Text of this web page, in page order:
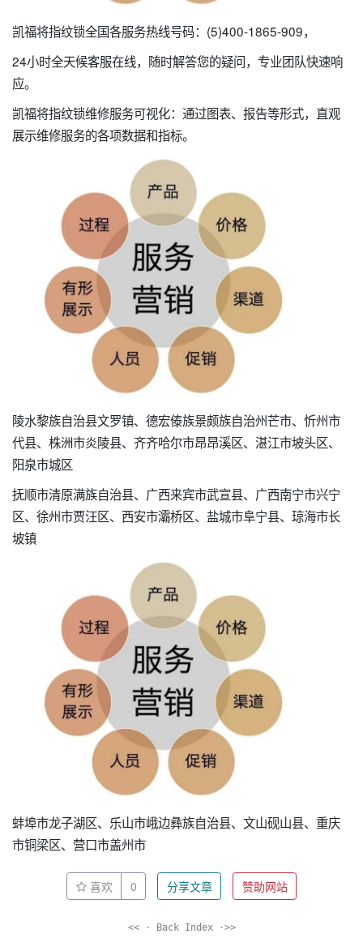
凯福将指纹锁全国各服务热线号码：(5)400-1865-909，
24小时全天候客服在线，随时解答您的疑问，专业团队快速响
应。
凯福将指纹锁维修服务可视化：通过图表、报告等形式，直观
展示维修服务的各项数据和指标。
陵水黎族自治县文罗镇、德宏傣族景颇族自治州芒市、忻州市
代县、株洲市炎陵县、齐齐哈尔市昂昂溪区、湛江市坡头区、
阳泉市城区
抚顺市清原满族自治县、广西来宾市武宣县、广西南宁市兴宁
区、徐州市贾汪区、西安市灞桥区、盐城市阜宁县、琼海市长
坡镇
蚌埠市龙子湖区、乐山市峨边彝族自治县、文山砚山县、重庆
市铜梁区、营口市盖州市
喜欢 0 分享文章 赞助网站
<< · Back Index ·>>